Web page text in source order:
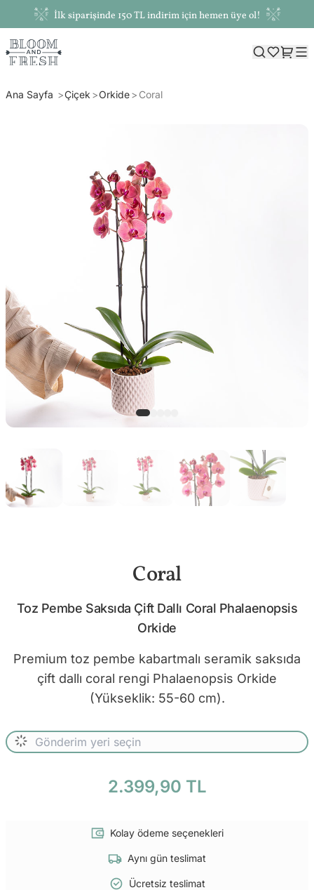
İlk siparişinde 150 TL indirim için hemen üye ol!
Ana Sayfa Çiçek Orkide Coral
Coral
Toz Pembe Saksıda Çift Dallı Coral Phalaenopsis
Orkide
Premium toz pembe kabartmalı seramik saksıda
çift dallı coral rengi Phalaenopsis Orkide
(Yükseklik: 55-60 cm).
2.399,90 TL
Kolay ödeme seçenekleri
Aynı gün teslimat
Ücretsiz teslimat